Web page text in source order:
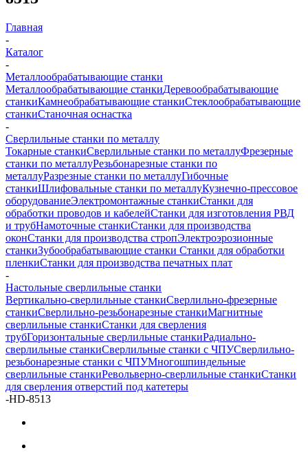
Главная
-
Каталог
-
Металлообрабатывающие станки
Металлообрабатывающие станкиДеревообрабатывающие
станкиКамнеобрабатывающие станкиСтеклообрабатывающие
станкиСтаночная оснастка
-
Сверлильные станки по металлу
Токарные станкиСверлильные станки по металлуФрезерные
станки по металлуРезьбонарезные станки по
металлуРазрезные станки по металлуГибочные
станкиШлифовальные станки по металлуКузнечно-прессовое
оборудованиеЭлектромонтажные станкиСтанки для
обработки проводов и кабелейСтанки для изготовления РВД
и трубНамоточные станкиСтанки для производства
оконСтанки для производства стропЭлектроэрозионные
станкиЗубообрабатывающие станки Станки для обработки
пленкиСтанки для производства печатных плат
-
Настольные сверлильные станки
Вертикально-сверлильные станкиСверлильно-фрезерные
станкиСверлильно-резьбонарезные станкиМагнитные
сверлильные станкиСтанки для сверления
трубГоризонтальные сверлильные станкиРадиально-
сверлильные станкиСверлильные станки с ЧПУСверлильно-
резьбонарезные станки с ЧПУМногошпиндельные
сверлильные станкиРевольверно-сверлильные станкиСтанки
для сверления отверстий под катетеры
-HD-8513